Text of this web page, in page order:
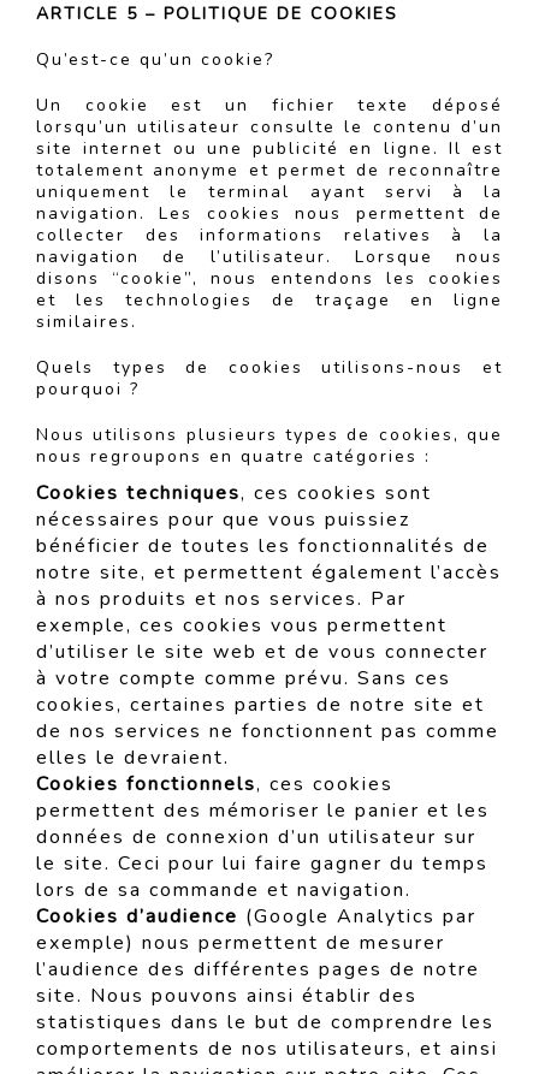
ARTICLE 5 – POLITIQUE DE COOKIES
Qu’est-ce qu’un cookie?
Un cookie est un fichier texte déposé
lorsqu’un utilisateur consulte le contenu d’un
site internet ou une publicité en ligne. Il est
totalement anonyme et permet de reconnaître
uniquement le terminal ayant servi à la
navigation. Les cookies nous permettent de
collecter des informations relatives à la
navigation de l’utilisateur. Lorsque nous
disons “cookie”, nous entendons les cookies
et les technologies de traçage en ligne
similaires.
Quels types de cookies utilisons-nous et
pourquoi ?
Nous utilisons plusieurs types de cookies, que
nous regroupons en quatre catégories :
Cookies techniques, ces cookies sont
nécessaires pour que vous puissiez
bénéficier de toutes les fonctionnalités de
notre site, et permettent également l’accès
à nos produits et nos services. Par
exemple, ces cookies vous permettent
d’utiliser le site web et de vous connecter
à votre compte comme prévu. Sans ces
cookies, certaines parties de notre site et
de nos services ne fonctionnent pas comme
elles le devraient.
Cookies fonctionnels, ces cookies
permettent des mémoriser le panier et les
données de connexion d’un utilisateur sur
le site. Ceci pour lui faire gagner du temps
lors de sa commande et navigation.
Cookies d’audience (Google Analytics par
exemple) nous permettent de mesurer
l’audience des différentes pages de notre
site. Nous pouvons ainsi établir des
statistiques dans le but de comprendre les
comportements de nos utilisateurs, et ainsi